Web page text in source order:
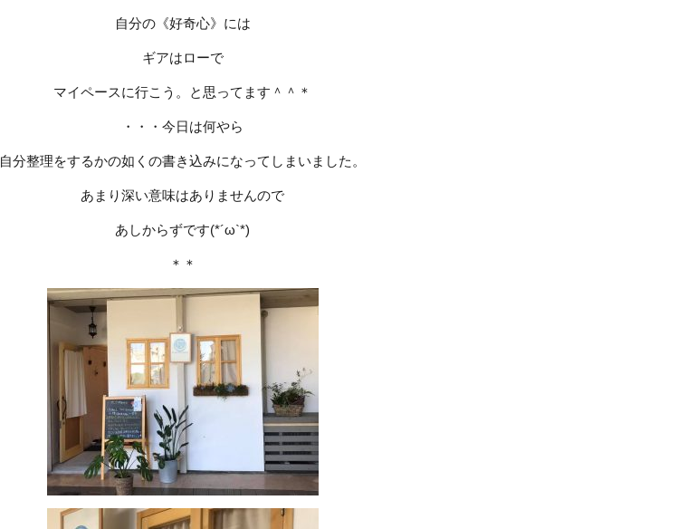
自分の《好奇心》には
ギアはローで
マイペースに行こう。と思ってます＾＾＊
・・・今日は何やら
自分整理をするかの如くの書き込みになってしまいました。
あまり深い意味はありませんので
あしからずです(*´ω`*)
＊＊